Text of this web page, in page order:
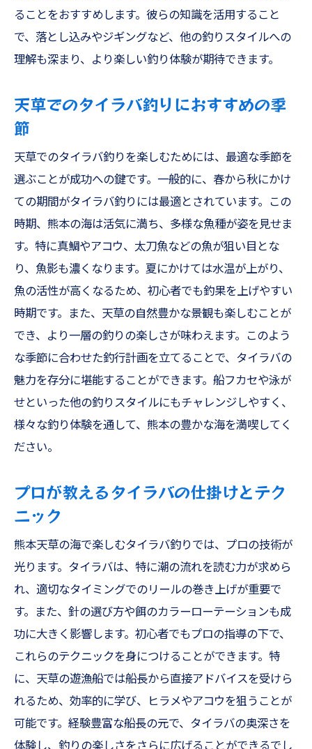
天草で楽しむタコ釣りと落とし込みのテクニッ
ク
タコ釣りの基本とその魅力
天草の海でのタコ釣りを楽しむ方法
イカ釣りの楽しさを熊本の海で味わおう
イカ釣りの基本と魅力を紹介
熊本の海でイカ釣りを楽しむコツ
イカ釣りにおすすめのスポットと時期
初心者でも安心のイカ釣りガイド
イカ釣りを成功させるためのテクニック
ることをおすすめします。彼らの知識を活用すること
で、落とし込みやジギングなど、他の釣りスタイルへの
理解も深まり、より楽しい釣り体験が期待できます。
天草でのタイラバ釣りにおすすめの季
節
天草でのタイラバ釣りを楽しむためには、最適な季節を
選ぶことが成功への鍵です。一般的に、春から秋にかけ
ての期間がタイラバ釣りには最適とされています。この
時期、熊本の海は活気に満ち、多様な魚種が姿を見せま
す。特に真鯛やアコウ、太刀魚などの魚が狙い目とな
り、魚影も濃くなります。夏にかけては水温が上がり、
魚の活性が高くなるため、初心者でも釣果を上げやすい
時期です。また、天草の自然豊かな景観も楽しむことが
でき、より一層の釣りの楽しさが味わえます。このよう
な季節に合わせた釣行計画を立てることで、タイラバの
魅力を存分に堪能することができます。船フカセや泳が
せといった他の釣りスタイルにもチャレンジしやすく、
様々な釣り体験を通して、熊本の豊かな海を満喫してく
ださい。
プロが教えるタイラバの仕掛けとテク
ニック
熊本天草の海で楽しむタイラバ釣りでは、プロの技術が
光ります。タイラバは、特に潮の流れを読む力が求めら
れ、適切なタイミングでのリールの巻き上げが重要で
す。また、針の選び方や餌のカラーローテーションも成
功に大きく影響します。初心者でもプロの指導の下で、
これらのテクニックを身につけることができます。特
に、天草の遊漁船では船長から直接アドバイスを受けら
れるため、効率的に学び、ヒラメやアコウを狙うことが
可能です。経験豊富な船長の元で、タイラバの奥深さを
体験し、釣りの楽しさをさらに広げることができるでし